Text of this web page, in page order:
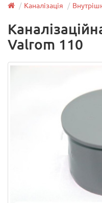
Каналізація
Valrom 110